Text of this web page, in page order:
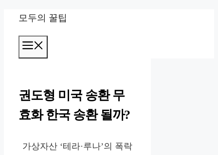
모두의 꿀팁
권도형 미국 송환 무
효화 한국 송환 될까?
가상자산 ‘테라·루나’의 폭락